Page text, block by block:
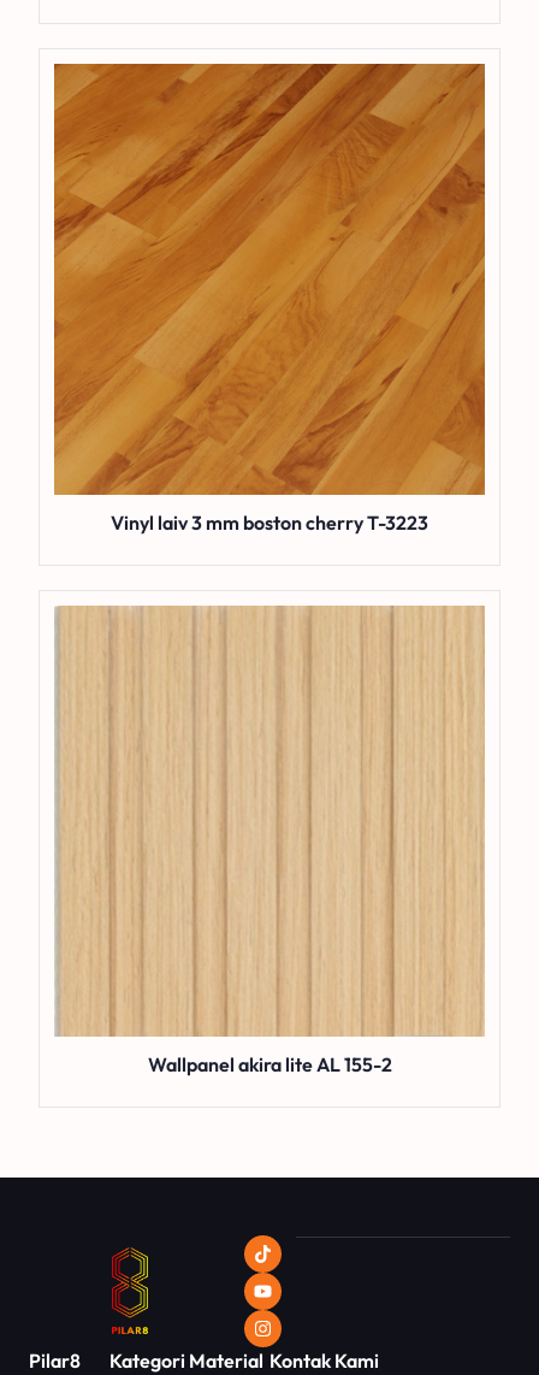
Vinyl laiv 3 mm boston cherry T-3223
Wallpanel akira lite AL 155-2
Pilar8
Kategori Material Kontak Kami